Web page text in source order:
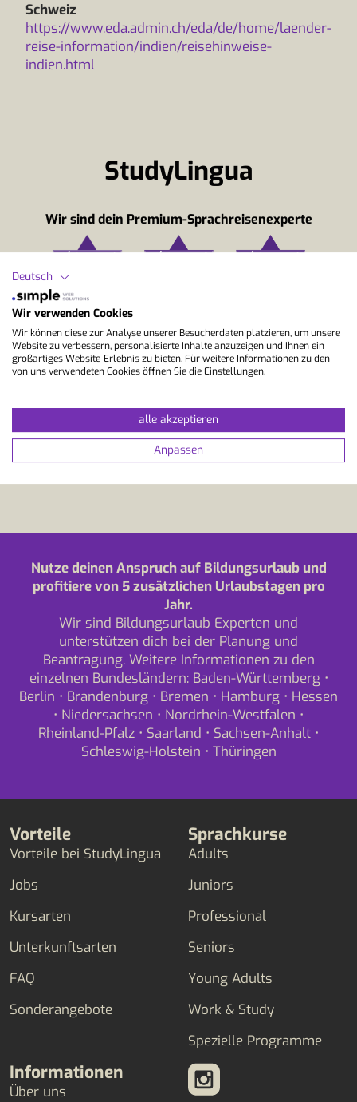
Schweiz
https://www.eda.admin.ch/eda/de/home/laender-
reise-information/indien/reisehinweise-
indien.html
StudyLingua
Wir sind dein Premium-Sprachreisenexperte
Nutze deinen Anspruch auf Bildungsurlaub und
profitiere von 5 zusätzlichen Urlaubstagen pro
Jahr.
Wir sind Bildungsurlaub Experten und
unterstützen dich bei der Planung und
Beantragung. Weitere Informationen zu den
einzelnen Bundesländern: Baden-Württemberg•
Berlin • Brandenburg • Bremen • Hamburg • Hessen
• Niedersachsen • Nordrhein-Westfalen •
Rheinland-Pfalz • Saarland • Sachsen-Anhalt •
Schleswig-Holstein • Thüringen
Vorteile
Vorteile bei StudyLingua
Jobs
Kursarten
Unterkunftsarten
FAQ
Sonderangebote
Sprachkurse
Adults
Juniors
Professional
Seniors
Young Adults
Work & Study
Spezielle Programme
Informationen
Über uns
Deutsch
Wir verwenden Cookies
Wir können diese zur Analyse unserer Besucherdaten platzieren, um unsere
Website zu verbessern, personalisierte Inhalte anzuzeigen und Ihnen ein
großartiges Website-Erlebnis zu bieten. Für weitere Informationen zu den
von uns verwendeten Cookies öffnen Sie die Einstellungen.
alle akzeptieren
Anpassen